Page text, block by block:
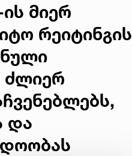
მიერ
რეიტინგის
ძლიერ
და